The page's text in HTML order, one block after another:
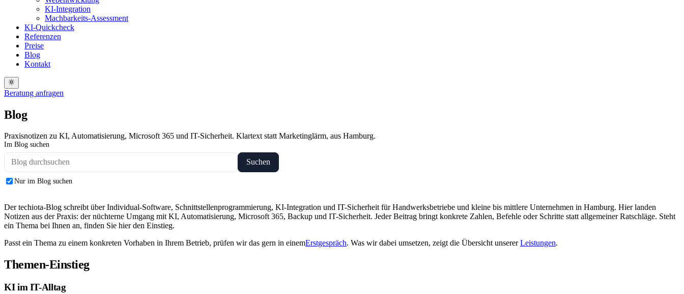
KI-Integration
Machbarkeits-Assessment
KI-Quickcheck
Referenzen
Preise
Blog
Kontakt
Beratung anfragen
Blog
Praxisnotizen zu KI, Automatisierung, Microsoft 365 und IT-Sicherheit. Klartext statt Marketinglärm, aus Hamburg.
Im Blog suchen
Suchen
Nur im Blog suchen
Der techiota-Blog schreibt über Individual-Software, Schnittstellenprogrammierung, KI-Integration und IT-Sicherheit für Handwerksbetriebe und kleine bis mittlere Unternehmen in Hamburg. Hier landen
Notizen aus der Praxis: der nüchterne Umgang mit KI, Automatisierung, Microsoft 365, Backup und IT-Sicherheit. Jeder Beitrag bringt konkrete Zahlen, Befehle oder Schritte statt allgemeiner Ratschläge. Steht
ein Thema bei Ihnen an, finden Sie hier den Einstieg.
Passt ein Thema zu einem konkreten Vorhaben in Ihrem Betrieb, prüfen wir das gern in einemErstgespräch. Was wir dabei umsetzen, zeigt die Übersicht unsererLeistungen.
Themen-Einstieg
KI im IT-Alltag